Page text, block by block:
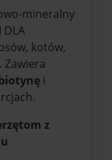
mineralny
DLA
kotów,
Zawiera
i
z